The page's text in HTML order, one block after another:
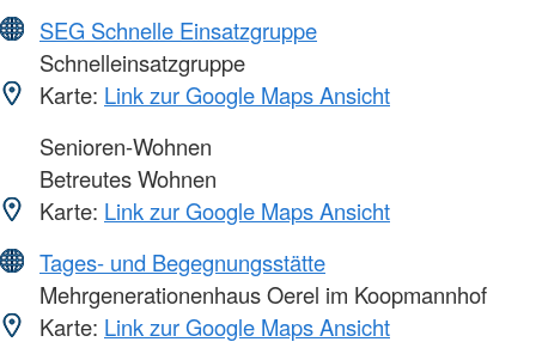
SEG Schnelle Einsatzgruppe
Schnelleinsatzgruppe
Karte: Link zur Google Maps Ansicht
Senioren-Wohnen
Betreutes Wohnen
Karte: Link zur Google Maps Ansicht
Tages- und Begegnungsstätte
Mehrgenerationenhaus Oerel im Koopmannhof
Karte: Link zur Google Maps Ansicht